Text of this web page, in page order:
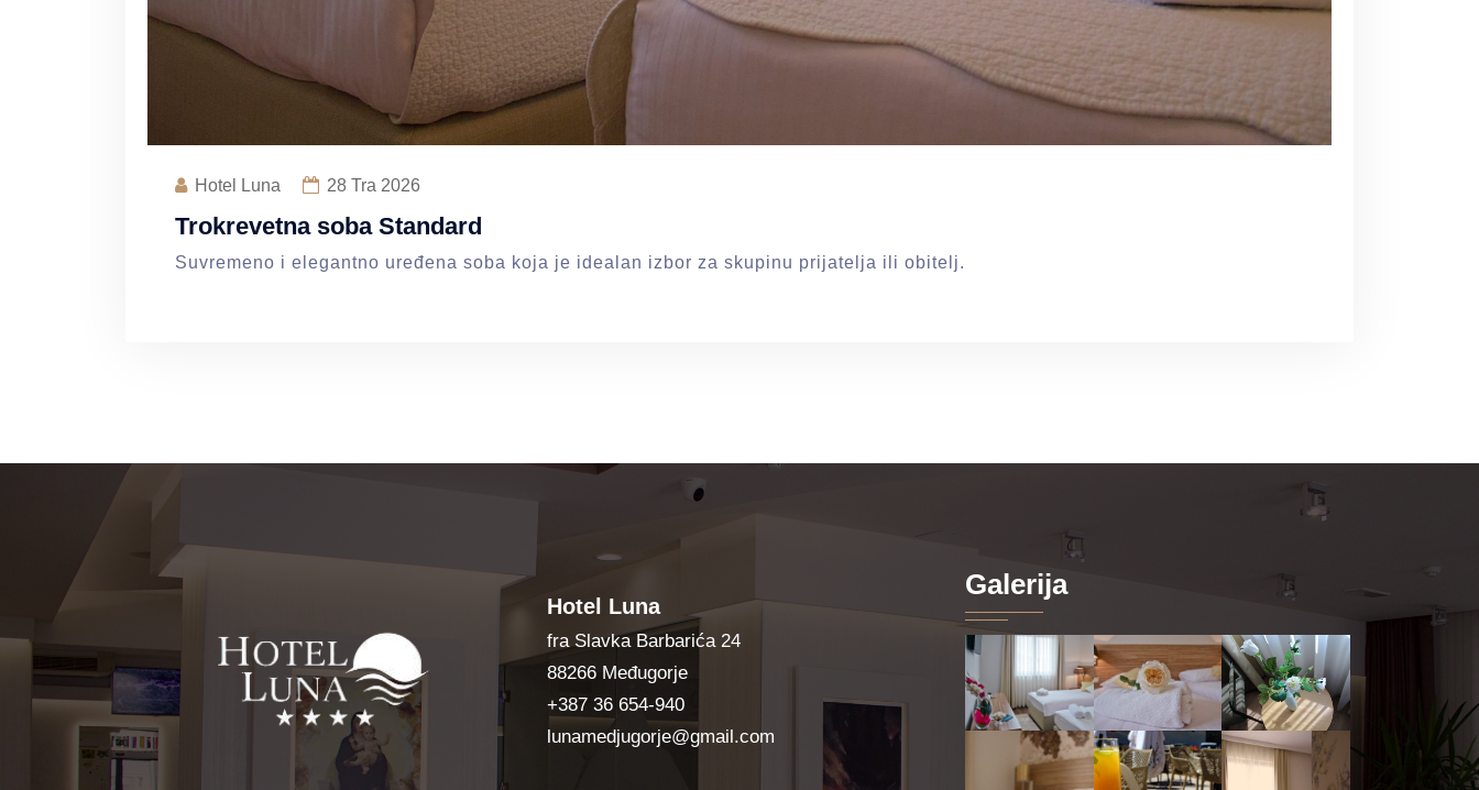
Hotel Luna 28 Tra 2026
Trokrevetna soba Standard
Suvremeno i elegantno uređena soba koja je idealan izbor za skupinu prijatelja ili obitelj.
Hotel Luna
fra Slavka Barbarića 24
88266 Međugorje
+387 36 654-940
lunamedjugorje@gmail.com
Galerija